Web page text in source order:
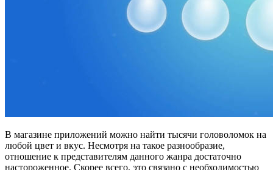
В магазине приложений можно найти тысячи головоломок на
любой цвет и вкус. Несмотря на такое разнообразие,
отношение к представителям данного жанра достаточно
настороженное. Скорее всего, это связано с необходимостью